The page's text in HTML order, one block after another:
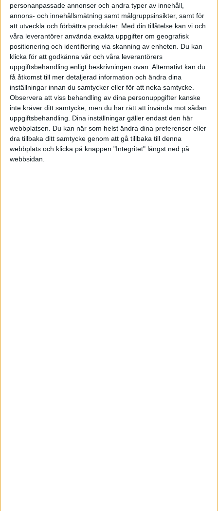
personanpassade annonser och andra typer av innehåll,
annons- och innehållsmätning samt målgruppsinsikter, samt för
att utveckla och förbättra produkter. Med din tillåtelse kan vi och
våra leverantörer använda exakta uppgifter om geografisk
positionering och identifiering via skanning av enheten. Du kan
klicka för att godkänna vår och våra leverantörers
uppgiftsbehandling enligt beskrivningen ovan. Alternativt kan du
få åtkomst till mer detaljerad information och ändra dina
inställningar innan du samtycker eller för att neka samtycke.
Observera att viss behandling av dina personuppgifter kanske
inte kräver ditt samtycke, men du har rätt att invända mot sådan
uppgiftsbehandling. Dina inställningar gäller endast den här
webbplatsen. Du kan när som helst ändra dina preferenser eller
dra tillbaka ditt samtycke genom att gå tillbaka till denna
webbplats och klicka på knappen "Integritet" längst ned på
webbsidan.
Eftersom vi inte har behov av två privatbilar vill
jag föra över min gamla personbil till min enkilda
firma. Eftersom den endast kommer att
användas i firman och jag sedan tidigare fört
körjournaler ser jag ingen vits i att inte plocka in
den i företaget. Bilens värde hamnar dessutom
under ett halvt prisbasbelopp.
Men hur fungerar det rent praktiskt? Jag vill
minnas att Skatteverket kräver någon form av
oberoende värdering av bilen. Måste man få ett
intyg av en bilhandlare eller hur ställer de sig till
alla onlinetjänster som värderar bilar?